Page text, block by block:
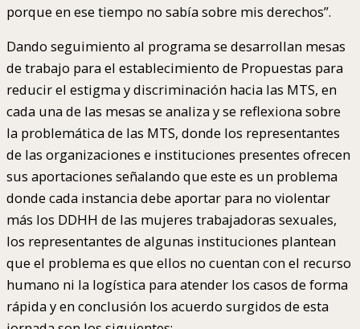
porque en ese tiempo no sabía sobre mis derechos”.
Dando seguimiento al programa se desarrollan mesas
de trabajo para el establecimiento de Propuestas para
reducir el estigma y discriminación hacia las MTS, en
cada una de las mesas se analiza y se reflexiona sobre
la problemática de las MTS, donde los representantes
de las organizaciones e instituciones presentes ofrecen
sus aportaciones señalando que este es un problema
donde cada instancia debe aportar para no violentar
más los DDHH de las mujeres trabajadoras sexuales,
los representantes de algunas instituciones plantean
que el problema es que ellos no cuentan con el recurso
humano ni la logística para atender los casos de forma
rápida y en conclusión los acuerdo surgidos de esta